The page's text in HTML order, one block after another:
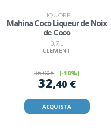
LIQUORE
Mahina Coco Liqueur de Noix
de Coco
0,7 L
CLEMENT
36,00 € (-10%)
32,40 €
ACQUISTA